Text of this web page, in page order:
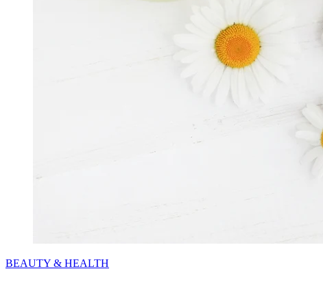
Categories
BEAUTY & HEALTH